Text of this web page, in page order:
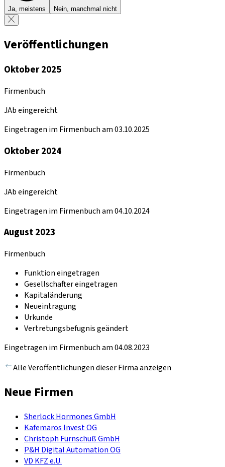
Ja, meistens Nein, manchmal nicht
Veröffentlichungen
Oktober 2025
Firmenbuch
JAb eingereicht
Eingetragen im Firmenbuch am 03.10.2025
Oktober 2024
Firmenbuch
JAb eingereicht
Eingetragen im Firmenbuch am 04.10.2024
August 2023
Firmenbuch
Funktion eingetragen
Gesellschafter eingetragen
Kapitaländerung
Neueintragung
Urkunde
Vertretungsbefugnis geändert
Eingetragen im Firmenbuch am 04.08.2023
Alle Veröffentlichungen dieser Firma anzeigen
Neue Firmen
Sherlock Hormones GmbH
Kafemaros Invest OG
Christoph Fürnschuß GmbH
P&H Digital Automation OG
VD KFZ e.U.